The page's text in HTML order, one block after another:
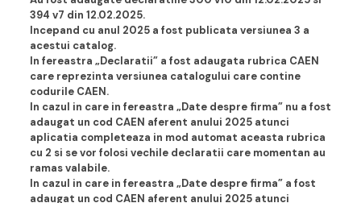
394 v7 din 12.02.2025.
Incepand cu anul 2025 a fost publicata versiunea 3 a
acestui catalog.
In fereastra „Declaratii” a fost adaugata rubrica CAEN
care reprezinta versiunea catalogului care contine
codurile CAEN.
In cazul in care in fereastra „Date despre firma” nu a fost
adaugat un cod CAEN aferent anului 2025 atunci
aplicatia completeaza in mod automat aceasta rubrica
cu 2 si se vor folosi vechile declaratii care momentan au
ramas valabile.
In cazul in care in fereastra „Date despre firma” a fost
adaugat un cod CAEN aferent anului 2025 atunci